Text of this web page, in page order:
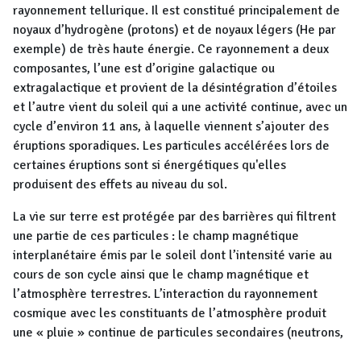
rayonnement tellurique. Il est constitué principalement de
noyaux d’hydrogène (protons) et de noyaux légers (He par
exemple) de très haute énergie. Ce rayonnement a deux
composantes, l’une est d’origine galactique ou
extragalactique et provient de la désintégration d’étoiles
et l’autre vient du soleil qui a une activité continue, avec un
cycle d’environ 11 ans, à laquelle viennent s’ajouter des
éruptions sporadiques. Les particules accélérées lors de
certaines éruptions sont si énergétiques qu'elles
produisent des effets au niveau du sol.
La vie sur terre est protégée par des barrières qui filtrent
une partie de ces particules : le champ magnétique
interplanétaire émis par le soleil dont l’intensité varie au
cours de son cycle ainsi que le champ magnétique et
l’atmosphère terrestres. L’interaction du rayonnement
cosmique avec les constituants de l’atmosphère produit
une « pluie » continue de particules secondaires (neutrons,